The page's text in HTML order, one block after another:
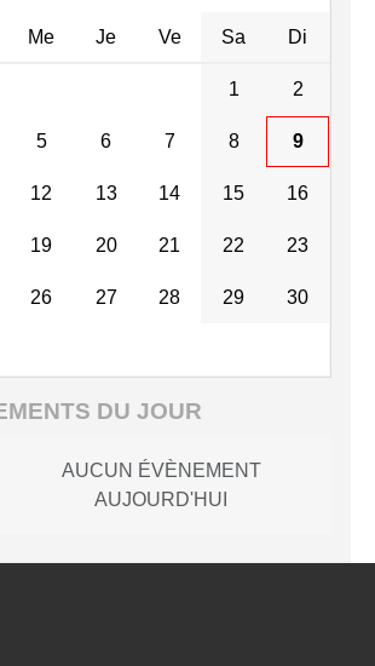
Me Je Ve Sa Di
1 2
5 6 7 8 9
12 13 14 15 16
19 20 21 22 23
26 27 28 29 30
DU JOUR
AUCUN ÉVÈNEMENT
AUJOURD'HUI